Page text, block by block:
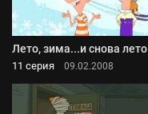
Лето, зима...и снова лето
11 серия 09.02.2008